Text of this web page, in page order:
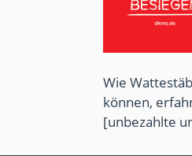
Wie
können,
[unbezahlte